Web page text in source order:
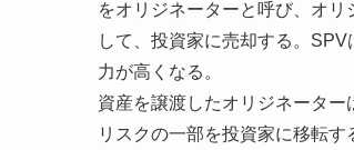
をオリジネーターと呼び、オ
して、投資家に売却する。
力が高くなる。
資産を譲渡したオリジネータ
リスクの一部を投資家に移転